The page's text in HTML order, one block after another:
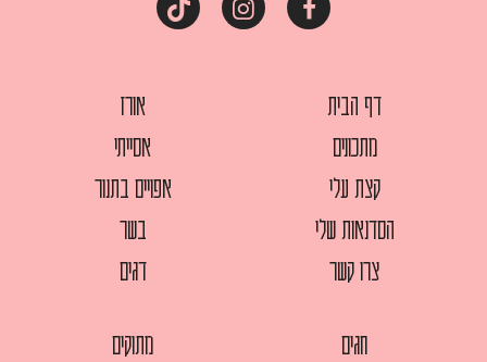
דף הבית
מתכונים
קצת עלי
הסדנאות שלי
צרו קשר
אורז
אסייתי
אפויים בתנור
בשר
דגים
חגים
מתוקים